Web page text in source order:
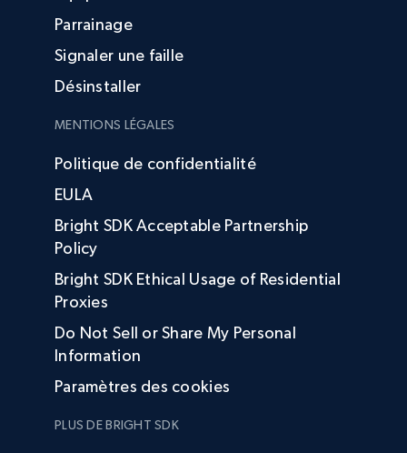
Parrainage
Signaler une faille
Désinstaller
MENTIONS LÉGALES
Politique de confidentialité
EULA
Bright SDK Acceptable Partnership
Policy
Bright SDK Ethical Usage of Residential
Proxies
Do Not Sell or Share My Personal
Information
Paramètres des cookies
PLUS DE BRIGHT SDK